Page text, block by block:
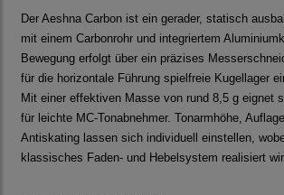
Der Aeshna Carbon ist ein gerader, statisch
mit einem Carbonrohr und integriertem
Bewegung erfolgt über ein präzises
für die horizontale Führung spielfreie Kugellager
Mit einer effektiven Masse von rund 8,5 g eignet
für leichte MC-Tonabnehmer. Tonarmhöhe,
Antiskating lassen sich individuell einstellen,
klassisches Faden- und Hebelsystem realisiert